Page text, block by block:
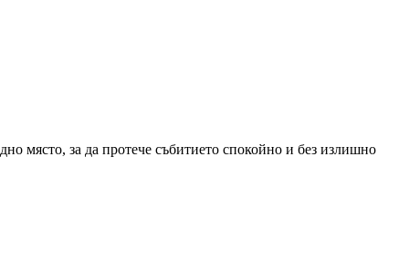
място, за да протече събитието спокойно и без излишно